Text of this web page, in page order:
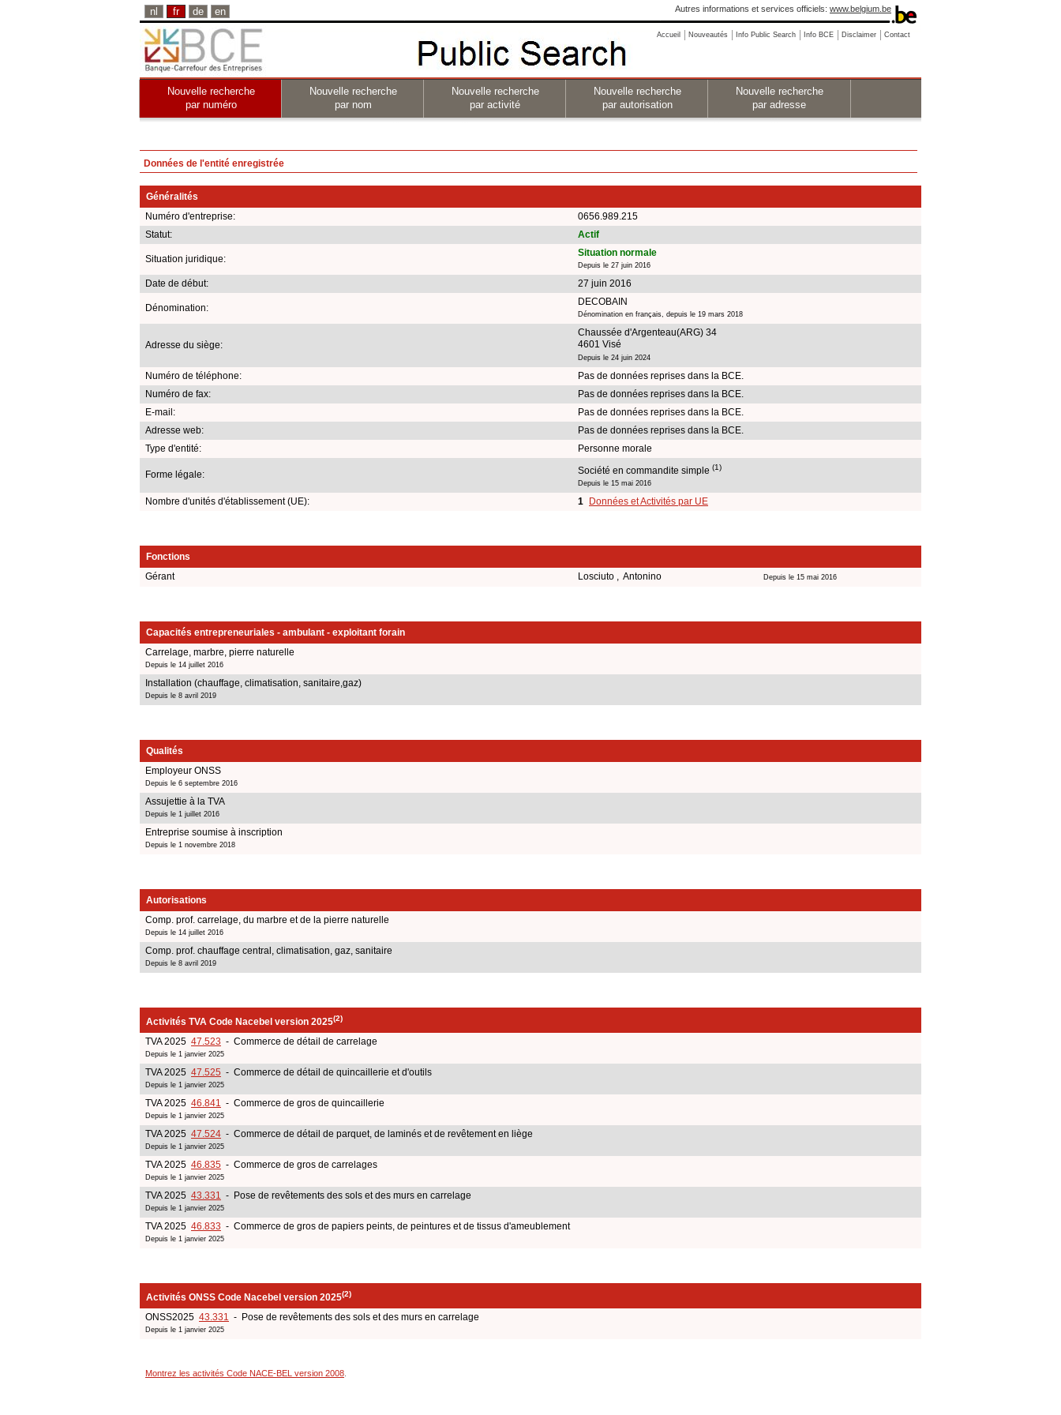
nl fr de en Autres informations et services officiels: www.belgium.be
Accueil Nouveautés Info Public Search Info BCE Disclaimer Contact
Nouvelle recherche
par numéro
Nouvelle recherche
par nom
Nouvelle recherche
par activité
Nouvelle recherche
par autorisation
Nouvelle recherche
par adresse
Données de l'entité enregistrée
Généralités
Numéro d'entreprise:
0656.989.215
Statut:
Actif
Situation juridique:
Situation normale
Depuis le 27 juin 2016
Date de début: 27 juin 2016
Dénomination:
DECOBAIN
Dénomination en français, depuis le 19 mars 2018
Adresse du siège:
Chaussée d'Argenteau(ARG) 34
4601 Visé
Depuis le 24 juin 2024
Numéro de téléphone:
Pas de données reprises dans la BCE.
Numéro de fax:
Pas de données reprises dans la BCE.
E-mail:
Pas de données reprises dans la BCE.
Adresse web:
Pas de données reprises dans la BCE.
Type d'entité:
Personne morale
Forme légale: Société en commandite simple (1)
Depuis le 15 mai 2016
Nombre d'unités d'établissement (UE): 1 Données et Activités par UE
Fonctions
Gérant
Losciuto , Antonino Depuis le 15 mai 2016
Capacités entrepreneuriales - ambulant - exploitant forain
Carrelage, marbre, pierre naturelle
Depuis le 14 juillet 2016
Installation (chauffage, climatisation, sanitaire,gaz)
Depuis le 8 avril 2019
Qualités
Employeur ONSS
Depuis le 6 septembre 2016
Assujettie à la TVA
Depuis le 1 juillet 2016
Entreprise soumise à inscription
Depuis le 1 novembre 2018
Autorisations
Comp. prof. carrelage, du marbre et de la pierre naturelle
Depuis le 14 juillet 2016
Comp. prof. chauffage central, climatisation, gaz, sanitaire
Depuis le 8 avril 2019
Activités TVA Code Nacebel version 2025(2)
TVA 2025 47.523 - Commerce de détail de carrelage
Depuis le 1 janvier 2025
TVA 2025 47.525 - Commerce de détail de quincaillerie et d'outils
Depuis le 1 janvier 2025
TVA 2025 46.841 - Commerce de gros de quincaillerie
Depuis le 1 janvier 2025
TVA 2025 47.524 - Commerce de détail de parquet, de laminés et de revêtement en liège
Depuis le 1 janvier 2025
TVA 2025 46.835 - Commerce de gros de carrelages
Depuis le 1 janvier 2025
TVA 2025 43.331 - Pose de revêtements des sols et des murs en carrelage
Depuis le 1 janvier 2025
TVA 2025 46.833 - Commerce de gros de papiers peints, de peintures et de tissus d'ameublement
Depuis le 1 janvier 2025
Activités ONSS Code Nacebel version 2025(2)
ONSS2025 43.331 - Pose de revêtements des sols et des murs en carrelage
Depuis le 1 janvier 2025
Montrez les activités Code NACE-BEL version 2008